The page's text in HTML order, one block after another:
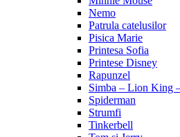
Nemo
Patrula catelusilor
Pisica Marie
Printesa Sofia
Printese Disney
Rapunzel
Simba – Lion King
Spiderman
Strumfi
Tinkerbell